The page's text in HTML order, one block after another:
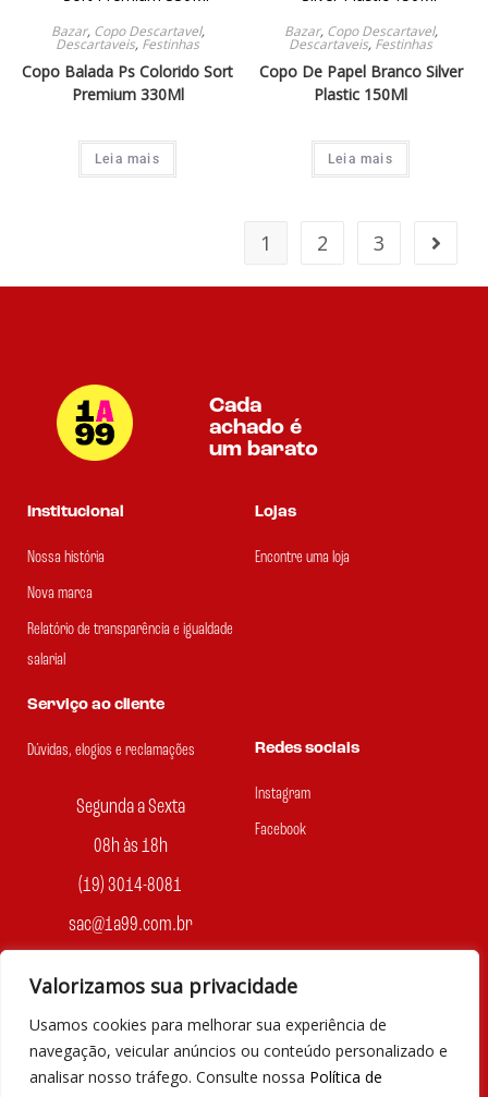
Valorizamos sua privacidade
Usamos cookies para melhorar sua experiência de
navegação, veicular anúncios ou conteúdo personalizado e
analisar nosso tráfego. Consulte nossa Política de
Bazar, Copo Descartavel,
Descartaveis, Festinhas
Copo Balada Ps Colorido Sort
Premium 330Ml
Leia mais
Bazar, Copo Descartavel,
Descartaveis, Festinhas
Copo De Papel Branco Silver
Plastic 150Ml
Leia mais
1 2 3
Cada
achado é
um barato
Institucional
Nossa história
Nova marca
Relatório de transparência e igualdade
salarial
Lojas
Encontre uma loja
Serviço ao cliente
Dúvidas, elogios e reclamações
Segunda a Sexta
08h às 18h
(19) 3014-8081
sac@1a99.com.br
Redes sociais
Instagram
Facebook
Formas de pagamento
Dinheiro e Pix